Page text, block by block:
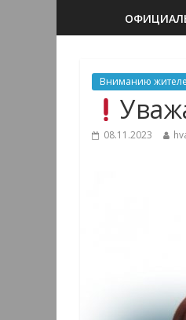
Вниманию
08.11.2023